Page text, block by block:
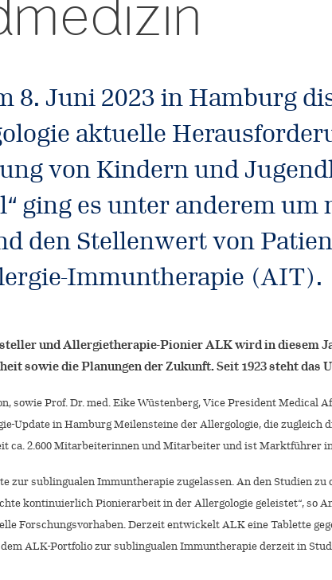
8. Juni 2023 in Hamburg
aktuelle
von Kindern und
ging es unter anderem
den Stellenwert von
Immuntherapie (AIT).
und Allergietherapie-Pionier ALK wird in diesem
sowie die Planungen der Zukunft. Seit 1923 steht
sowie Prof. Dr. med. Eike Wüstenberg, Vice President
Update in Hamburg Meilensteine der Allergologie, die zugleich
ca. 2.600 Mitarbeiterinnen und Mitarbeiter und ist Marktführer
zur sublingualen Immuntherapie zugelassen. An den Studien zu
kontinuierlich Pionierarbeit in der Allergologie geleistet“, so
Forschungsvorhaben. Derzeit entwickelt ALK eine Tablette
ALK-Portfolio zur sublingualen Immuntherapie derzeit in